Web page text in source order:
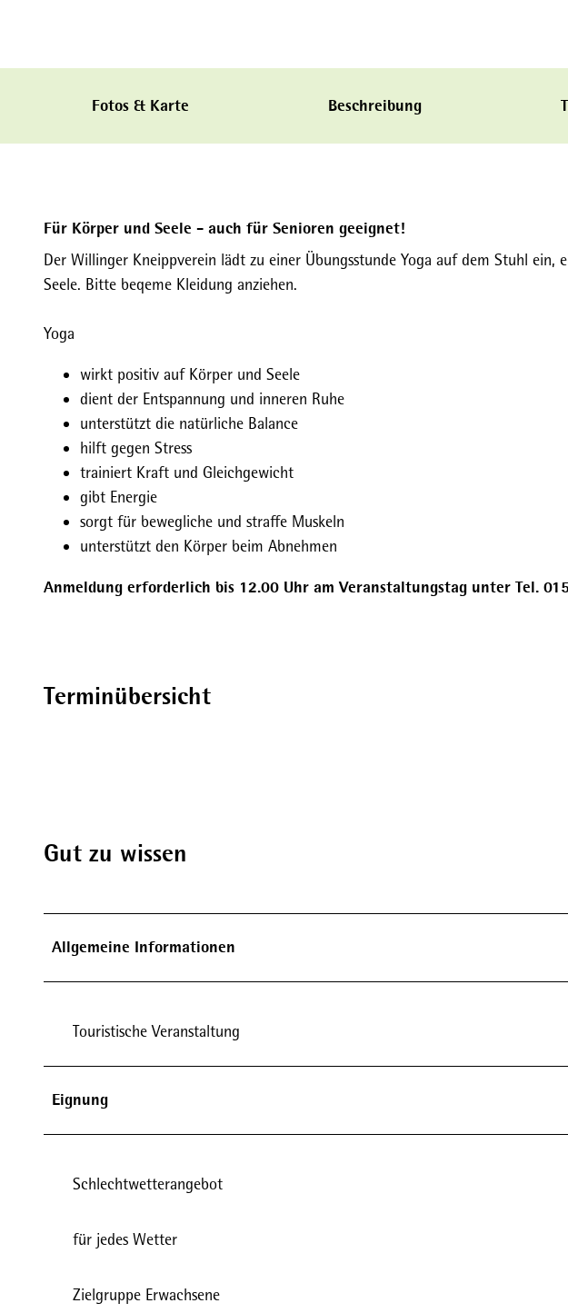
Fotos & Karte Beschreibung
Für Körper und Seele - auch für Senioren geeignet!
Der Willinger Kneippverein lädt zu einer Übungsstunde Yoga auf dem Stuhl ein,
Seele. Bitte beqeme Kleidung anziehen.
Yoga
wirkt positiv auf Körper und Seele
dient der Entspannung und inneren Ruhe
unterstützt die natürliche Balance
hilft gegen Stress
trainiert Kraft und Gleichgewicht
gibt Energie
sorgt für bewegliche und straffe Muskeln
unterstützt den Körper beim Abnehmen
Anmeldung erforderlich bis 12.00 Uhr am Veranstaltungstag unter Tel.
Terminübersicht
Gut zu wissen
Allgemeine Informationen
Touristische Veranstaltung
Eignung
Schlechtwetterangebot
für jedes Wetter
Zielgruppe Erwachsene